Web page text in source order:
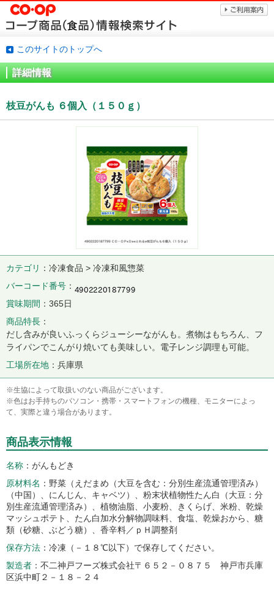
このサイトのトップへ
詳細情報
枝豆がんも ６個入（１５０ｇ）
カテゴリ
冷凍食品 > 冷凍和風惣菜
バーコード番号
賞味期間
365日
商品特長
だし含みが良いふっくらジューシーながんも。煮物はもちろん、フ
ライパンでこんがり焼いても美味しい。電子レンジ調理も可能。
工場所在地
兵庫県
※生協によって取扱いのない商品がございます。
※色はお手持ちのパソコン・携帯・スマートフォンの機種、モニターによっ
て、実際と違う場合があります。
商品表示情報
名称
がんもどき
原材料名
野菜（えだまめ（大豆を含む：分別生産流通管理済み）
（中国）、にんじん、キャベツ）、粉末状植物性たん白（大豆：分
別生産流通管理済み）、植物油脂、小麦粉、きくらげ、米粉、乾燥
マッシュポテト、たん白加水分解物調味料、食塩、乾燥おから、糖
類（砂糖、ぶどう糖）、香辛料／ｐＨ調整剤
保存方法
冷凍（－１８℃以下）で保存してください。
製造者
不二神戸フーズ株式会社〒６５２－０８７５ 神戸市兵庫
区浜中町２－１８－２４